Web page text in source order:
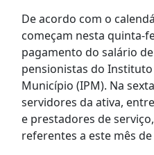
De acordo com o
começam nesta quinta-
pagamento do salário
pensionistas do
Município (IPM). Na
servidores da ativa,
e prestadores de
referentes a este mês